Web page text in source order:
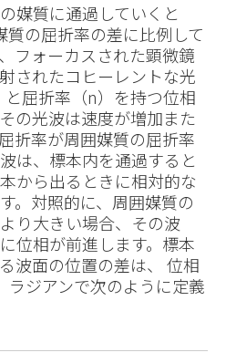
媒質に通過していくと
質の屈折率の差に比例して
フォーカスされた顕微鏡
されたコヒーレントな光
屈折率（n）を持つ位相
の光波は速度が増加また
折率が周囲媒質の屈折率
は、標本内を通過すると
から出るときに相対的な
。対照的に、周囲媒質の
り大きい場合、その波
位相が前進します。標本
波面の位置の差は、 位相
ラジアンで次のように定義